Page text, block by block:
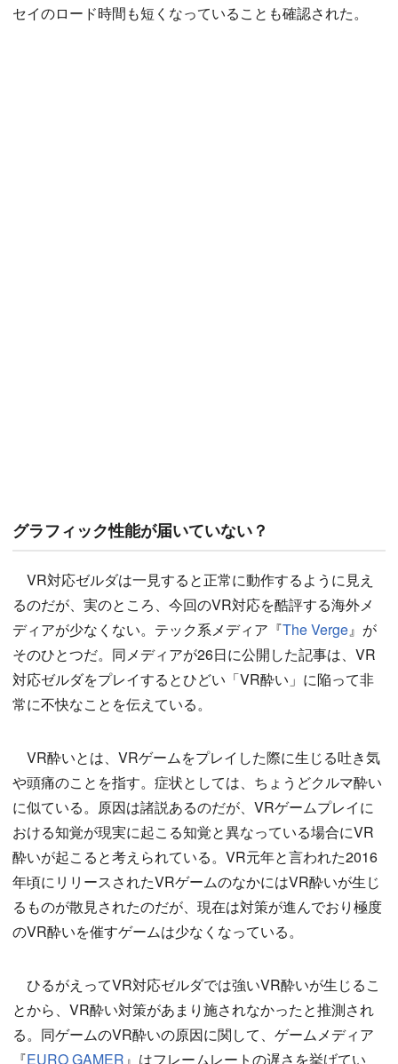
セイのロード時間も短くなっていることも確認された。
グラフィック性能が届いていない？
VR対応ゼルダは一見すると正常に動作するように見え
るのだが、実のところ、今回のVR対応を酷評する海外メ
ディアが少なくない。テック系メディア『The Verge』が
そのひとつだ。同メディアが26日に公開した記事は、VR
対応ゼルダをプレイするとひどい「VR酔い」に陥って非
常に不快なことを伝えている。
VR酔いとは、VRゲームをプレイした際に生じる吐き気
や頭痛のことを指す。症状としては、ちょうどクルマ酔い
に似ている。原因は諸説あるのだが、VRゲームプレイに
おける知覚が現実に起こる知覚と異なっている場合にVR
酔いが起こると考えられている。VR元年と言われた2016
年頃にリリースされたVRゲームのなかにはVR酔いが生じ
るものが散見されたのだが、現在は対策が進んでおり極度
のVR酔いを催すゲームは少なくなっている。
ひるがえってVR対応ゼルダでは強いVR酔いが生じるこ
とから、VR酔い対策があまり施されなかったと推測され
る。同ゲームのVR酔いの原因に関して、ゲームメディア
『EURO GAMER 』はフレームレートの遅さを挙げてい